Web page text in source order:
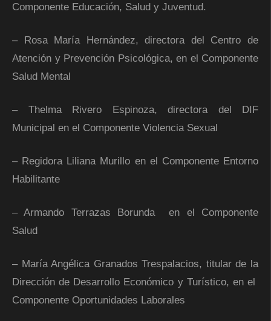
Componente Educación, Salud y Juventud.
– Rosa María Hernández, directora del Centro de
Atención y Prevención Psicológica, en el Componente
Salud Mental
– Thelma Rivero Espinoza, directora del DIF
Municipal en el Componente Violencia Sexual
– Regidora Liliana Murillo en el Componente Entorno
Habilitante
– Armando Terrazas Borunda en el Componente
Salud
– María Angélica Granados Trespalacios, titular de la
Dirección de Desarrollo Económico y Turístico, en el
Componente Oportunidades Laborales